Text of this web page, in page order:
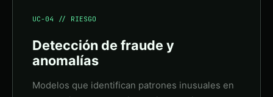
UC-04 // RIESGO
Detección de fraude y
anomalías
Modelos que identifican patrones inusuales en